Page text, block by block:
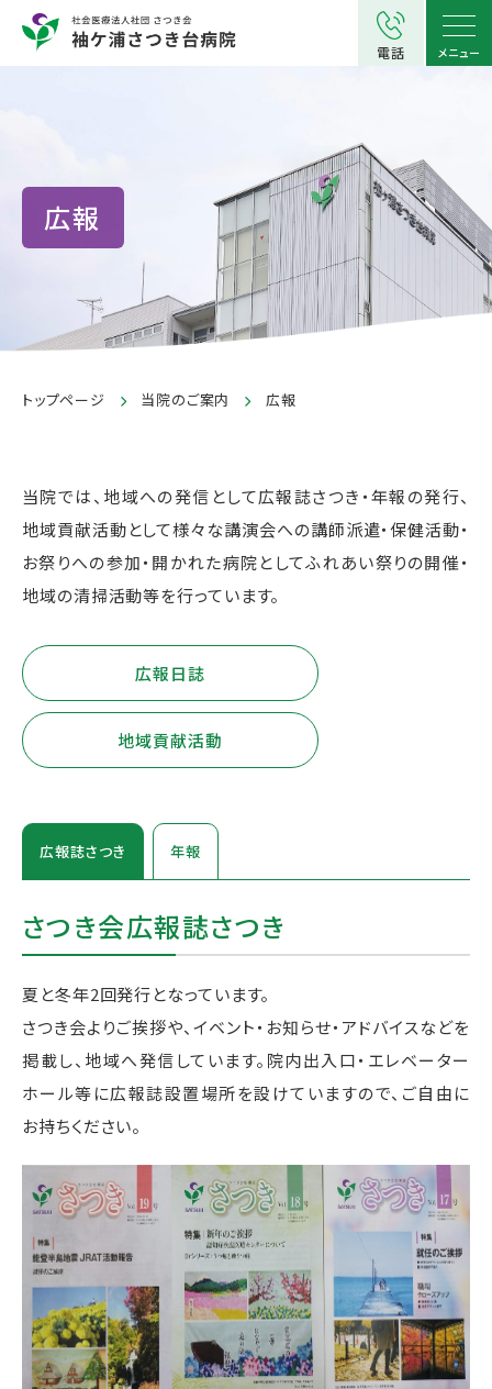
電話 メニュー
広報
トップページ 当院のご案内 広報
当院では、地域への発信として広報誌さつき・年報の発行、
地域貢献活動として様々な講演会への講師派遣・保健活動・
お祭りへの参加・開かれた病院としてふれあい祭りの開催・
地域の清掃活動等を行っています。
広報日誌
地域貢献活動
広報誌さつき 年報
さつき会広報誌さつき
夏と冬年2回発行となっています。
さつき会よりご挨拶や、イベント・お知らせ・アドバイスなどを
掲載し、地域へ発信しています。院内出入口・エレベーター
ホール等に広報誌設置場所を設けていますので、ご自由に
お持ちください。